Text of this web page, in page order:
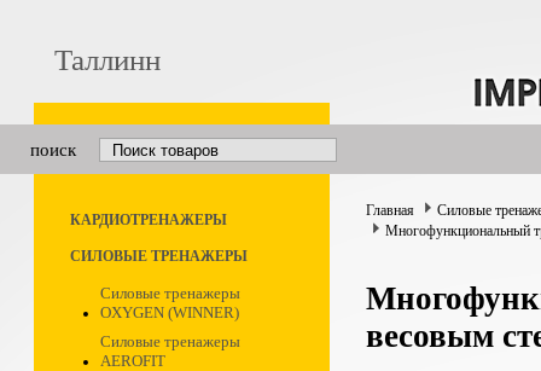
Таллинн
поиск
КАРДИОТРЕНАЖЕРЫ
СИЛОВЫЕ ТРЕНАЖЕРЫ
Силовые тренажеры
OXYGEN (WINNER)
Силовые тренажеры
AEROFIT
Главная
Силовые
Многофункциональный
весовым